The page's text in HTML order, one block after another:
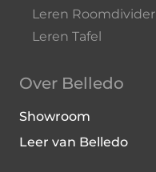
Leren Roomdivider
Leren Tafel
Over Belledo
Showroom
Leer van Belledo